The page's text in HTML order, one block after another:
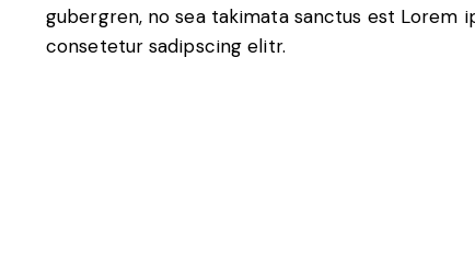
gubergren, no sea takimata sanctus est Lorem
consetetur sadipscing elitr.